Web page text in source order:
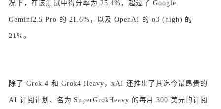
况下，在该测试中得分率为 25.4%，超过了 Google
Gemini2.5 Pro 的 21.6%，以及 OpenAI 的 o3 (high) 的
21%。
除了 Grok 4 和 Grok4 Heavy，xAI 还推出了其迄今最昂贵的
AI 订阅计划、名为 SuperGrokHeavy 的每月 300 美元的订阅